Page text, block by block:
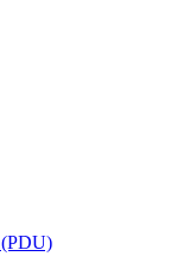
(PDU)